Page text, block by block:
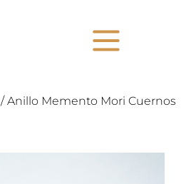
/ Anillo Memento Mori Cuernos